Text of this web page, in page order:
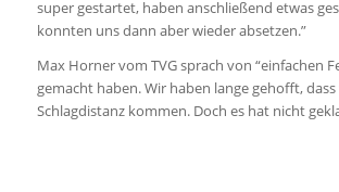
super gestartet, haben anschließend etwas
konnten uns dann aber wieder absetzen.”
Max Horner vom TVG sprach von “einfachen
gemacht haben. Wir haben lange gehofft,
Schlagdistanz kommen. Doch es hat nicht